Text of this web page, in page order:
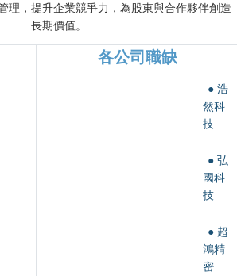
理，提升企業競爭力，為股東與合作夥伴創造
長期價值。
各公司職缺
● 浩
然科
技
● 弘
國科
技
● 超
鴻精
密